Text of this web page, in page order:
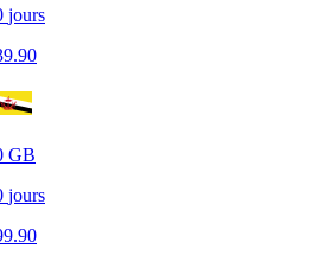
jours
GB
jours